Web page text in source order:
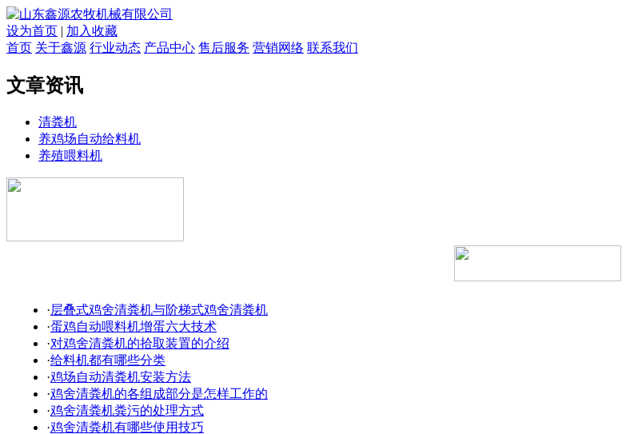
设为首页 | 加入收藏
首页 关于鑫源 行业动态 产品中心 售后服务 营销网络 联系我们
文章资讯
清粪机
养鸡场自动给料机
养殖喂料机
·层叠式鸡舍清粪机与阶梯式鸡舍清粪机
·蛋鸡自动喂料机增蛋六大技术
·对鸡舍清粪机的拾取装置的介绍
·给料机都有哪些分类
·鸡场自动清粪机安装方法
·鸡舍清粪机的各组成部分是怎样工作的
·鸡舍清粪机粪污的处理方式
·鸡舍清粪机有哪些使用技巧